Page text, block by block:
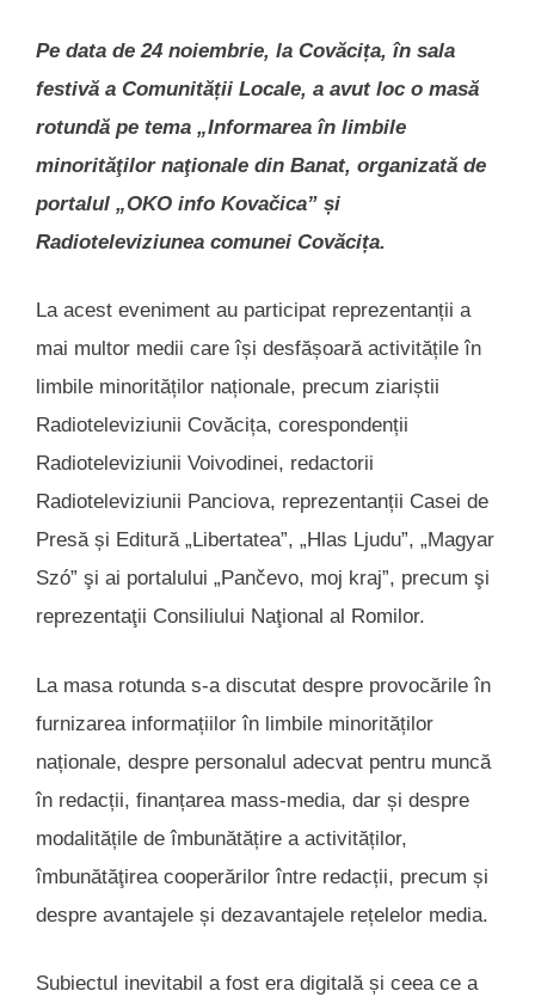
Pe data de 24 noiembrie, la Covăcița, în sala
festivă a Comunității Locale, a avut loc o masă
rotundă pe tema „Informarea în limbile
minorităţilor naţionale din Banat, organizată de
portalul „OKO info Kovačica” și
Radioteleviziunea comunei Covăcița.
La acest eveniment au participat reprezentanții a
mai multor medii care își desfășoară activitățile în
limbile minorităților naționale, precum ziariștii
Radioteleviziunii Covăcița, corespondenții
Radioteleviziunii Voivodinei, redactorii
Radioteleviziunii Panciova, reprezentanții Casei de
Presă și Editură „Libertatea”, „Hlas Ljudu”, „Magyar
Szó” şi ai portalului „Pančevo, moj kraj”, precum şi
reprezentaţii Consiliului Naţional al Romilor.
La masa rotunda s-a discutat despre provocările în
furnizarea informațiilor în limbile minorităților
naționale, despre personalul adecvat pentru muncă
în redacții, finanțarea mass-media, dar și despre
modalitățile de îmbunătățire a activităților,
îmbunătăţirea cooperărilor între redacții, precum și
despre avantajele și dezavantajele rețelelor media.
Subiectul inevitabil a fost era digitală și ceea ce a